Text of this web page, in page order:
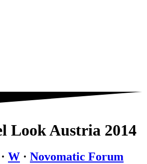
Look Austria 2014
· W · Novomatic Forum